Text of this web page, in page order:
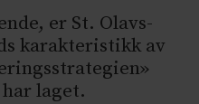
er St. Olavs-
karakteristikk av
laget.